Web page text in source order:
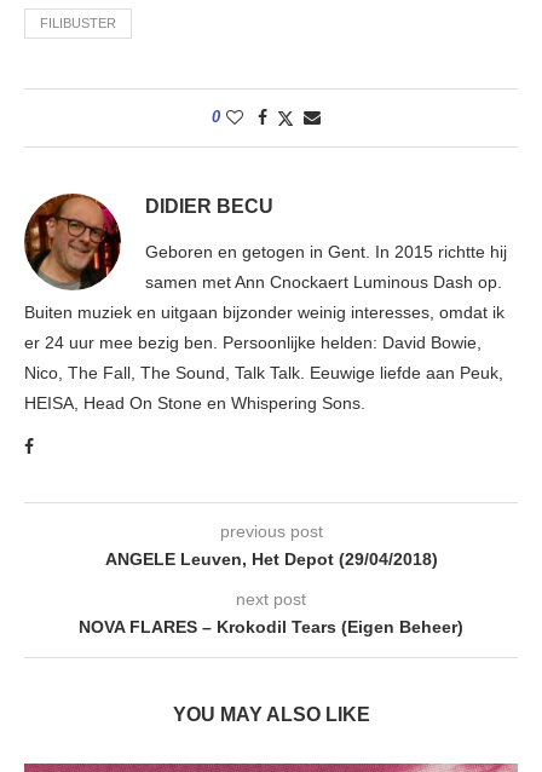
FILIBUSTER
0
DIDIER BECU
Geboren en getogen in Gent. In 2015 richtte hij
samen met Ann Cnockaert Luminous Dash op.
Buiten muziek en uitgaan bijzonder weinig interesses, omdat ik
er 24 uur mee bezig ben. Persoonlijke helden: David Bowie,
Nico, The Fall, The Sound, Talk Talk. Eeuwige liefde aan Peuk,
HEISA, Head On Stone en Whispering Sons.
previous post
ANGELE Leuven, Het Depot (29/04/2018)
next post
NOVA FLARES – Krokodil Tears (Eigen Beheer)
YOU MAY ALSO LIKE